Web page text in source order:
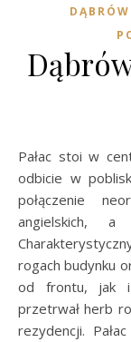
Pałac stoi w centrum wsi, a patrząc z drogi widać jego
odbicie w
połączenie
angielskich,
rogach budynku
od frontu, jak i
przetrwał herb
rezydencji.